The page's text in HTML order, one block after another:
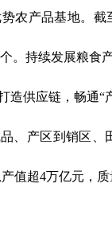
农产品基地。截
。持续发展粮食
造供应链，畅通
、产区到销区、
值超4万亿元，